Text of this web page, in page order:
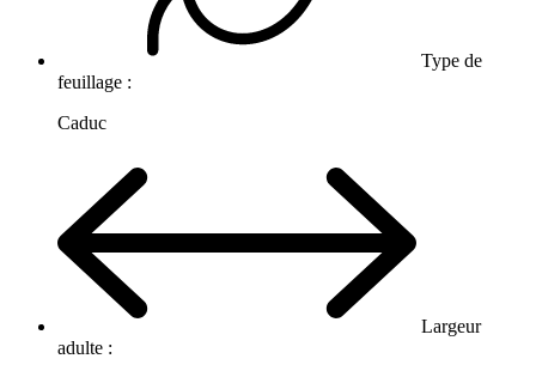
Type de
feuillage :
Caduc
Largeur
adulte :